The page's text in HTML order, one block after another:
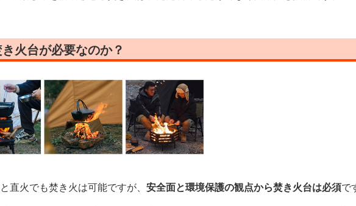
火台が必要なのか？
直火でも焚き火は可能ですが、 安全面と環境保護の観点から焚き火台は必須で